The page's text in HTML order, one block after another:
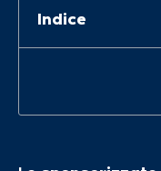
Indice